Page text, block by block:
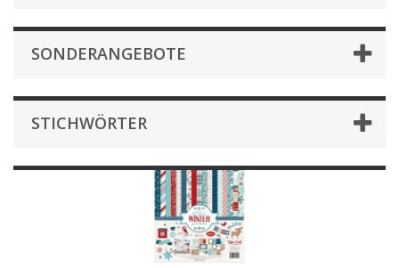
SONDERANGEBOTE
STICHWÖRTER